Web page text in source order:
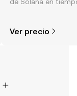
Ver precio